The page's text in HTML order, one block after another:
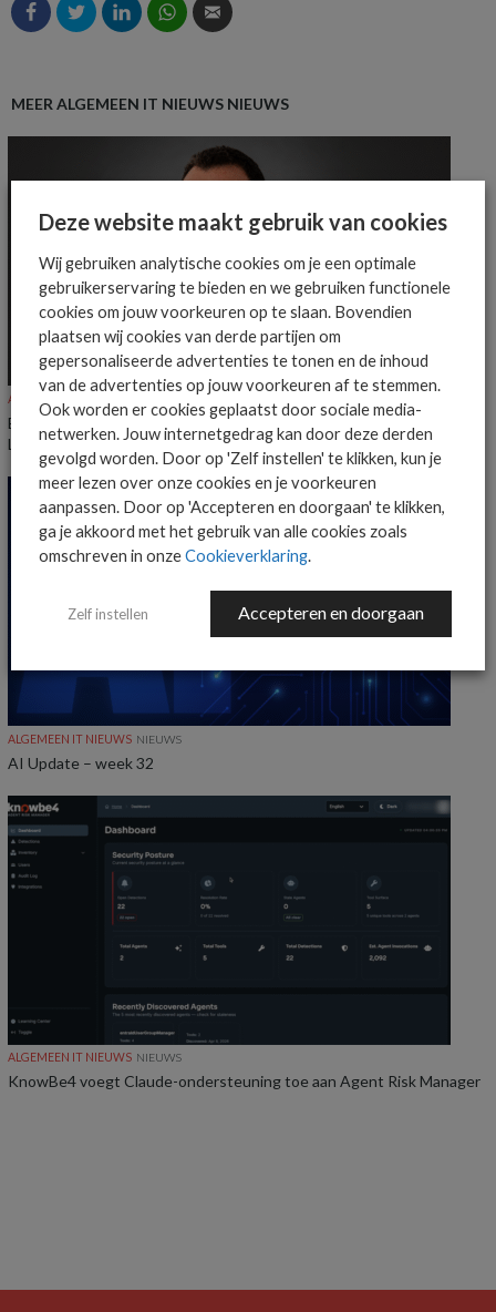
MEER ALGEMEEN IT NIEUWS NIEUWS
ALGEMEEN IT NIEUWS
Everpure benoemt Craig Robertson tot Head of Partners EMEA en
LatAm
ALGEMEEN IT NIEUWS NIEUWS
AI Update – week 32
ALGEMEEN IT NIEUWS NIEUWS
KnowBe4 voegt Claude-ondersteuning toe aan Agent Risk Manager
Deze website maakt gebruik van cookies
Wij gebruiken analytische cookies om je een optimale
gebruikerservaring te bieden en we gebruiken functionele
cookies om jouw voorkeuren op te slaan. Bovendien
plaatsen wij cookies van derde partijen om
gepersonaliseerde advertenties te tonen en de inhoud
van de advertenties op jouw voorkeuren af te stemmen.
Ook worden er cookies geplaatst door sociale media-
netwerken. Jouw internetgedrag kan door deze derden
gevolgd worden. Door op 'Zelf instellen' te klikken, kun je
meer lezen over onze cookies en je voorkeuren
aanpassen. Door op 'Accepteren en doorgaan' te klikken,
ga je akkoord met het gebruik van alle cookies zoals
omschreven in onzeCookieverklaring.
Zelf instellen Accepteren en doorgaan